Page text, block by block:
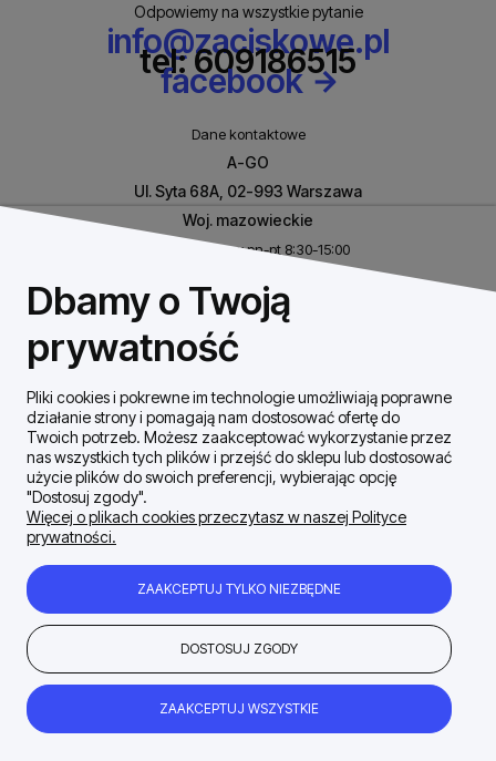
Odpowiemy na wszystkie pytanie
info@zaciskowe.pl
tel: 609186515
facebook
Dane kontaktowe
A-GO
Ul. Syta 68A, 02-993 Warszawa
Woj. mazowieckie
Biuro czynne w pn-pt 8:30-15:00
REGON: 146926170
Szybki Kontakt
Dostawa / płatności
Zakupy Regulamin
Firma
Dbamy o Twoją
prywatność
Pliki cookies i pokrewne im technologie umożliwiają poprawne
działanie strony i pomagają nam dostosować ofertę do
Twoich potrzeb. Możesz zaakceptować wykorzystanie przez
nas wszystkich tych plików i przejść do sklepu lub dostosować
użycie plików do swoich preferencji, wybierając opcję
"Dostosuj zgody".
Więcej o plikach cookies przeczytasz w naszej Polityce
prywatności.
ZAAKCEPTUJ TYLKO NIEZBĘDNE
DOSTOSUJ ZGODY
ZAAKCEPTUJ WSZYSTKIE